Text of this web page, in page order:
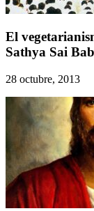
El
Sathya Sai
28 octubre, 2013